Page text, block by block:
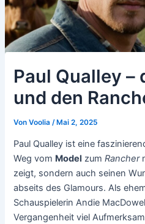
Paul Qualley –
und den
VonVoolia/ Mai 2, 2025
Paul Qualley ist eine
Weg vom Model zumRancher
zeigt, sondern auch seinen
abseits des Glamours. Als
Schauspielerin Andie
Vergangenheit viel